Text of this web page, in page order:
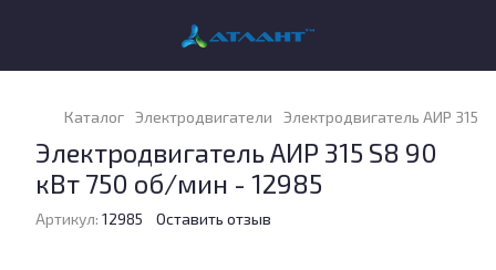
Каталог Электродвигатели Электродвигатель АИР 315
Электродвигатель АИР 315 S8 90
кВт 750 об/мин - 12985
Артикул: 12985 Оставить отзыв